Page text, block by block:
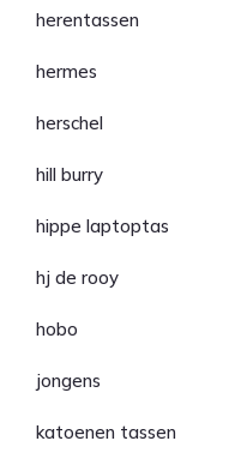
herentassen
hermes
herschel
hill burry
hippe laptoptas
hj de rooy
hobo
jongens
katoenen tassen